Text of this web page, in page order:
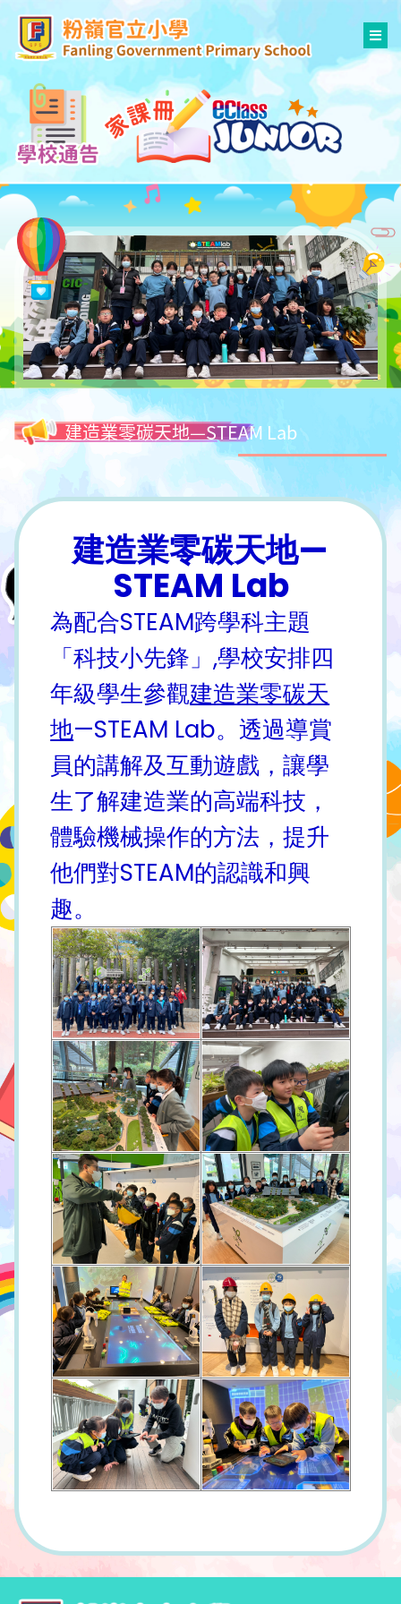
建造業零碳天地—STEAM Lab
建造業零碳天地—
STEAM Lab
為配合STEAM跨學科主題
「科技小先鋒」,學校安排四
年級學生參觀建造業零碳天
地—STEAM Lab。透過導賞
員的講解及互動遊戲，讓學
生了解建造業的高端科技，
體驗機械操作的方法，提升
他們對STEAM的認識和興
趣。